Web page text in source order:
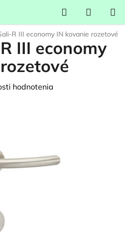
Hľadať
KOŠÍK
R III economy IN kovanie rozetové
III economy
hodnotenia